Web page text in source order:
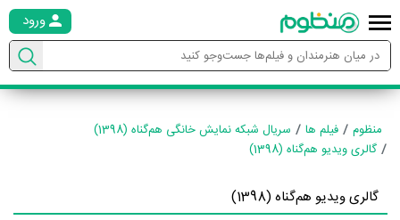
ورود
منظوم فیلم ها
سریال شبکه نمایش خانگی هم‌گناه (1398)
گالری ویدیو هم‌گناه (1398)
گالری ویدیو هم‌گناه (1398)